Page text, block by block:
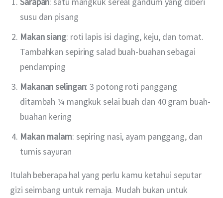
susu dan pisang
Makan siang: roti lapis isi daging, keju, dan tomat.
Tambahkan sepiring salad buah-buahan sebagai
pendamping
Makanan selingan: 3 potong roti panggang
ditambah ¼ mangkuk selai buah dan 40 gram buah-
buahan kering
Makan malam: sepiring nasi, ayam panggang, dan
tumis sayuran
Itulah beberapa hal yang perlu kamu ketahui seputar
gizi seimbang untuk remaja. Mudah bukan untuk